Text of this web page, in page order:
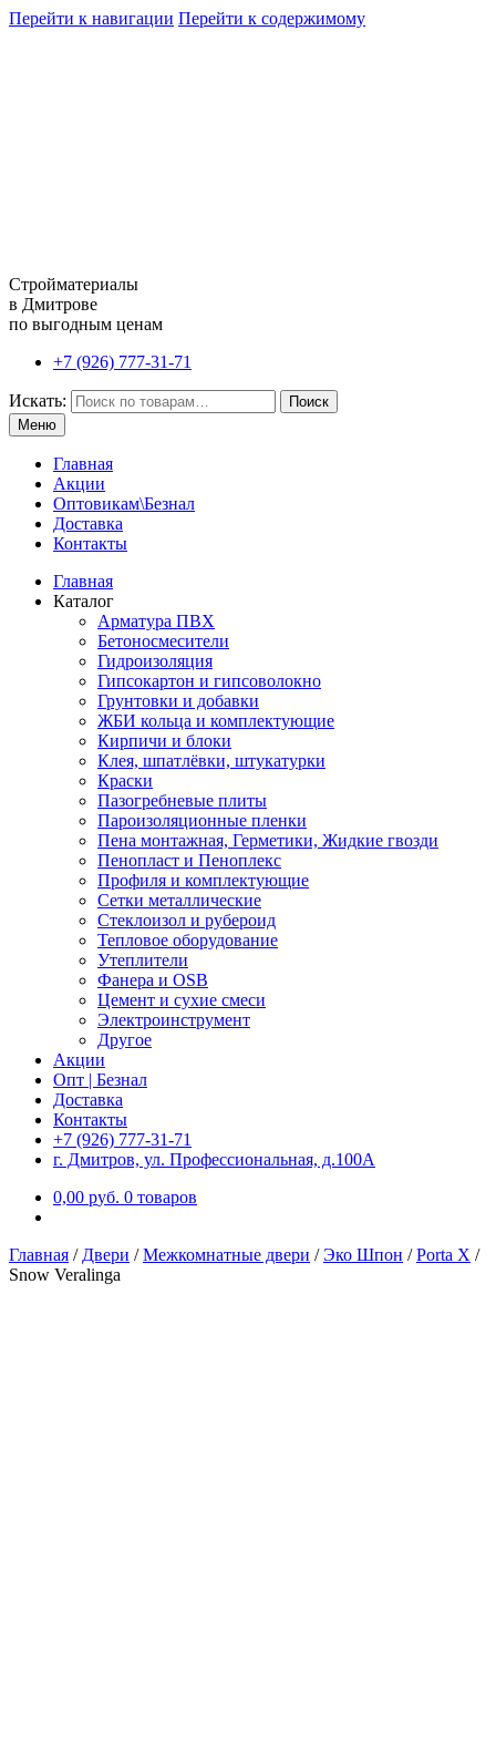
Перейти к навигации Перейти к содержимому
Стройматериалы
в Дмитрове
по выгодным ценам
+7 (926) 777-31-71
Искать:
Поиск
Меню
Главная
Акции
Оптовикам\Безнал
Доставка
Контакты
Главная
Каталог
Арматура ПВХ
Бетоносмесители
Гидроизоляция
Гипсокартон и гипсоволокно
Грунтовки и добавки
ЖБИ кольца и комплектующие
Кирпичи и блоки
Клея, шпатлёвки, штукатурки
Краски
Пазогребневые плиты
Пароизоляционные пленки
Пена монтажная, Герметики, Жидкие гвозди
Пенопласт и Пеноплекс
Профиля и комплектующие
Сетки металлические
Стеклоизол и рубероид
Тепловое оборудование
Утеплители
Фанера и OSB
Цемент и сухие смеси
Электроинструмент
Другое
Акции
Опт | Безнал
Доставка
Контакты
+7 (926) 777-31-71
г. Дмитров, ул. Профессиональная, д.100А
0,00 руб. 0 товаров
Главная / Двери /Межкомнатные двери /Эко Шпон /Porta X /
Snow Veralinga